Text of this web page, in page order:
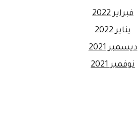
فبراير 2022
يناير 2022
ديسمبر 2021
نوفمبر 2021